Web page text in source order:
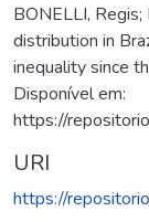
BONELLI,
distribution in
inequality since
Disponível em:
https://
URI
https://